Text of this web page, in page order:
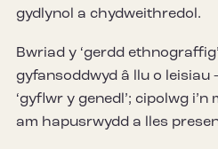
gydlynol a chydweithredol.
Bwriad y ‘gerdd
gyfansoddwyd â llu o leisiau
‘gyflwr y genedl’; cipolwg
am hapusrwydd a lles